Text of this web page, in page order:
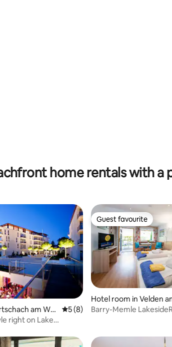
home rentals with a
reviewsam Wör
5 out of 5 average rating, 8
5 (8)
right on Lake
Guest favourite
Guest favourite
Hotel room in Velden
thersee
Barry-Memle